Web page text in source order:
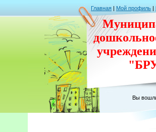
Главная | Мой профиль |
Вы